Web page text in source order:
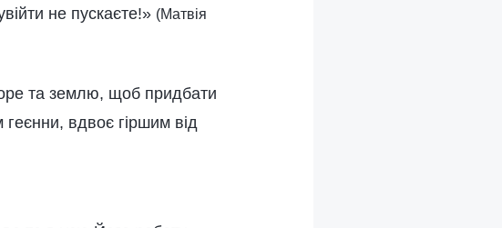
не пускаєте!» (Матвія
та землю, щоб придбати
вдвоє гіршим від